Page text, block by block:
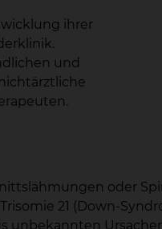
ihrer
und
oder
21 (Down-
unbekannten